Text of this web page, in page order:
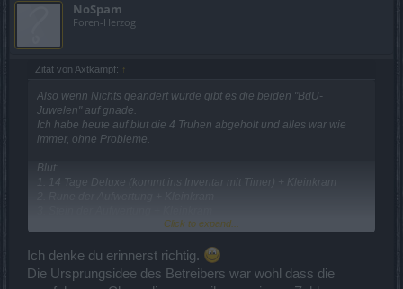
NoSpam
Foren-Herzog
Zitat von Axtkampf: ↑
Also wenn Nichts geändert wurde gibt es die beiden "BdU-
Juwelen" auf gnade.
Ich habe heute auf blut die 4 Truhen abgeholt und alles war wie
immer, ohne Probleme.
Blut:
1. 14 Tage Deluxe (kommt ins Inventar mit Timer) + Kleinkram
4. Exquisit Imperialer Stein + Kleinkram
Dazu hatte ich noch ein Eisherz-Juwel (Was sonst beim Wendigo
Event dabei ist); kann aber nicht mehr sagen bei welcher Truhe das
Click to expand...
Ich denke du erinnerst richtig.
Die Ursprungsidee des Betreibers war wohl dass die